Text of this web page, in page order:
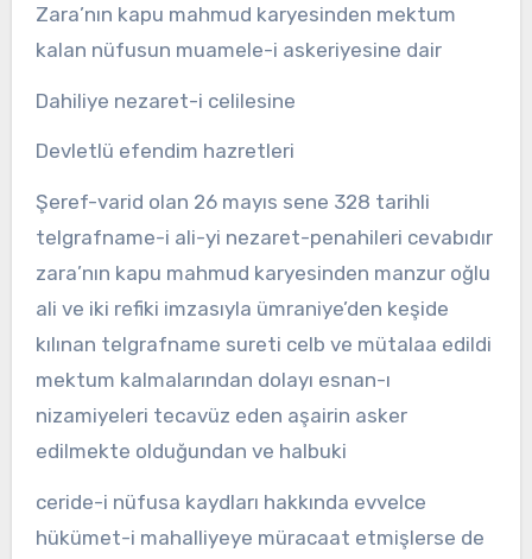
Zara’nın kapu mahmud karyesinden mektum
kalan nüfusun muamele-i askeriyesine dair
Dahiliye nezaret-i celilesine
Devletlü efendim hazretleri
Şeref-varid olan 26 mayıs sene 328 tarihli
telgrafname-i ali-yi nezaret-penahileri cevabıdır
zara’nın kapu mahmud karyesinden manzur oğlu
ali ve iki refiki imzasıyla ümraniye’den keşide
kılınan telgrafname sureti celb ve mütalaa edildi
mektum kalmalarından dolayı esnan-ı
nizamiyeleri tecavüz eden aşairin asker
edilmekte olduğundan ve halbuki
ceride-i nüfusa kaydları hakkında evvelce
hükümet-i mahalliyeye müracaat etmişlerse de